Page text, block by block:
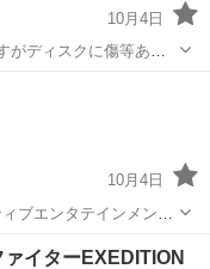
10月4日
がディスクに傷等あり
お譲りします。
10月4日
ブエンタテインメント
す。
ツーリスモ
イターEXEDITION